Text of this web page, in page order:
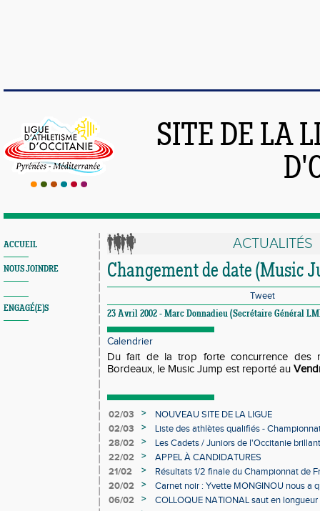
SITE DE LA
ACCUEIL
NOUS JOINDRE
ENGAGÉ(E)S
ACTUALITÉS
Changement de date (Music
Tweet
23 Avril 2002 - Marc Donnadieu (Secrétaire Général
Calendrier
Du fait de la trop forte concurrence des
Bordeaux, le Music Jump est reporté au
02/03 >
NOUVEAU SITE DE LA LIGUE
02/03
>
Liste des athlètes qualifiés -
Individuels en salle
28/02 >
Les Cadets / Juniors de l'Occitanie
22/02
>
APPEL À CANDIDATURES
21/02
>
Résultats 1/2 finale du Championnat de
20/02
>
Carnet noir : Yvette MONGINOU nous a
06/02
>
COLLOQUE NATIONAL saut en